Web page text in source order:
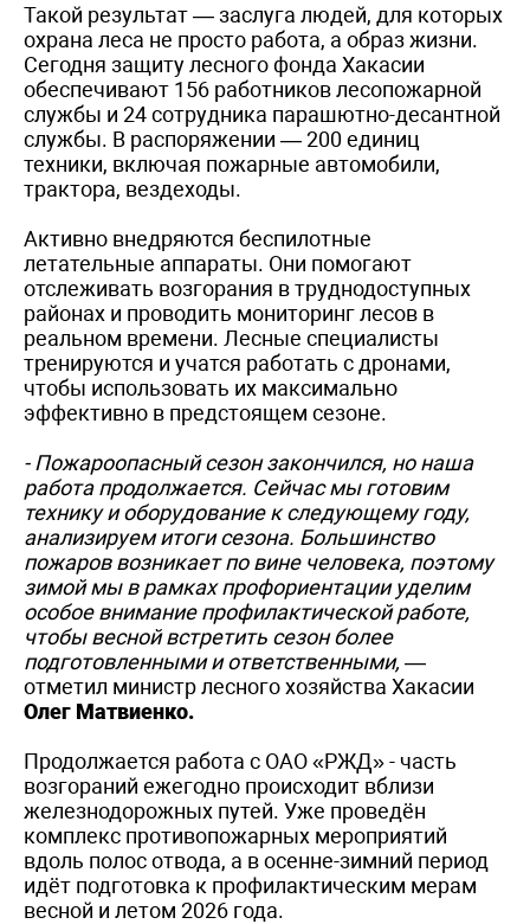
Такой результат — заслуга людей, для которых
охрана леса не просто работа, а образ жизни.
Сегодня защиту лесного фонда Хакасии
обеспечивают 156 работников лесопожарной
службы и 24 сотрудника парашютно-десантной
службы. В распоряжении — 200 единиц
техники, включая пожарные автомобили,
трактора, вездеходы.
Активно внедряются беспилотные
летательные аппараты. Они помогают
отслеживать возгорания в труднодоступных
районах и проводить мониторинг лесов в
реальном времени. Лесные специалисты
тренируются и учатся работать с дронами,
чтобы использовать их максимально
эффективно в предстоящем сезоне.
- Пожароопасный сезон закончился, но наша
работа продолжается. Сейчас мы готовим
технику и оборудование к следующему году,
анализируем итоги сезона. Большинство
пожаров возникает по вине человека, поэтому
зимой мы в рамках профориентации уделим
особое внимание профилактической работе,
чтобы весной встретить сезон более
подготовленными и ответственными, —
отметил министр лесного хозяйства Хакасии
Олег Матвиенко.
Продолжается работа с ОАО «РЖД» - часть
возгораний ежегодно происходит вблизи
железнодорожных путей. Уже проведён
комплекс противопожарных мероприятий
вдоль полос отвода, а в осенне-зимний период
идёт подготовка к профилактическим мерам
весной и летом 2026 года.